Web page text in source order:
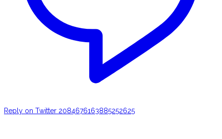
Reply on Twitter 2084676163885252625